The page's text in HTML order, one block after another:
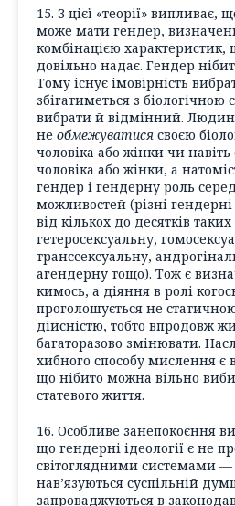
15. З цієї «теорії»
може мати гендер,
комбінацією характеристик,
довільно надає. Гендер
Тому існує імовірність
збігатиметься з
вибрати й відмінний.
не обмежуватися своєю
чоловіка або жінки чи
чоловіка або жінки, а
гендер і гендерну роль
можливостей (різні
від кількох до десятків
гетеросексуальну,
транссексуальну,
агендерну тощо). Тож є
кимось, а діяння в ролі
проголошується не
дійсністю, тобто впродовж
багаторазово змінювати.
хибного способу мислення є
що нібито можна вільно
статевого життя.
16. Особливе занепокоєння
що гендерні ідеології є не
світоглядними системами —
нав’язуються суспільній
запроваджуються в